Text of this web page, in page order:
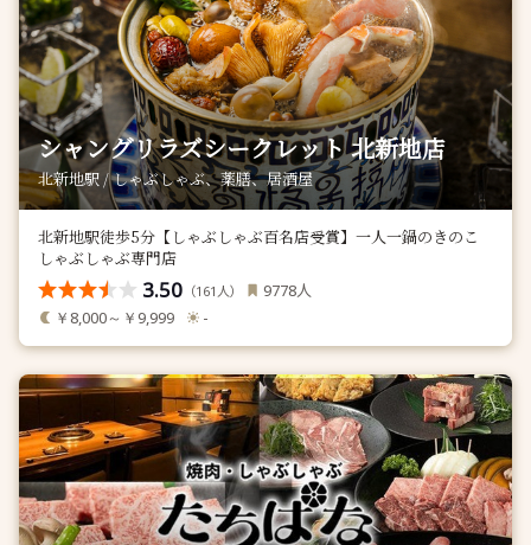
シャングリラズシークレット 北新地店
北新地駅 / しゃぶしゃぶ、薬膳、居酒屋
北新地駅徒歩5分【しゃぶしゃぶ百名店受賞】一人一鍋のきのこ
しゃぶしゃぶ専門店
3.50 （161 人） 9778人
￥8,000～￥9,999 -